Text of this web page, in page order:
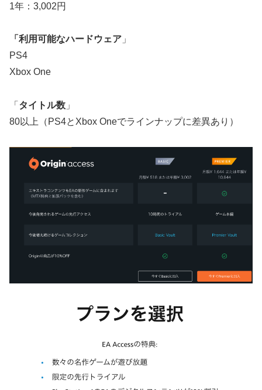
1年：3,002円
「利用可能なハードウェア 」
PS4
Xbox One
「 タイトル数 」
80以上（PS4とXbox Oneでラインナップに差異あり）